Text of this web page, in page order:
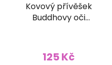
Kovový přívěšek
Buddhovy oči
125 Kč